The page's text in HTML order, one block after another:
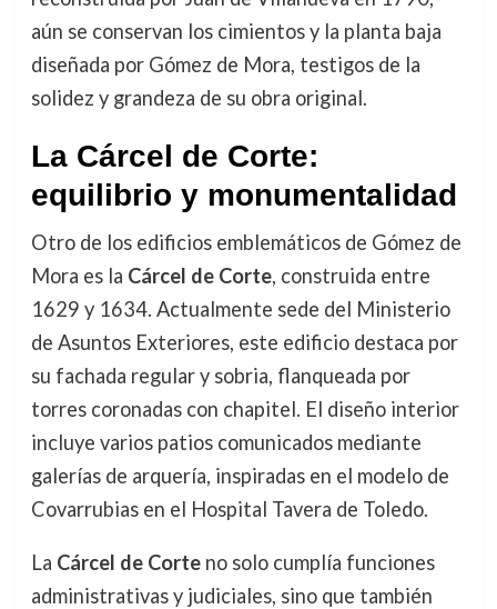
aún se conservan los cimientos y la planta baja
diseñada por Gómez de Mora, testigos de la
solidez y grandeza de su obra original.
La Cárcel de Corte:
equilibrio y monumentalidad
Otro de los edificios emblemáticos de Gómez de
Mora es la Cárcel de Corte, construida entre
1629 y 1634. Actualmente sede del Ministerio
de Asuntos Exteriores, este edificio destaca por
su fachada regular y sobria, flanqueada por
torres coronadas con chapitel. El diseño interior
incluye varios patios comunicados mediante
galerías de arquería, inspiradas en el modelo de
Covarrubias en el Hospital Tavera de Toledo.
La Cárcel de Corteno solo cumplía funciones
administrativas y judiciales, sino que también